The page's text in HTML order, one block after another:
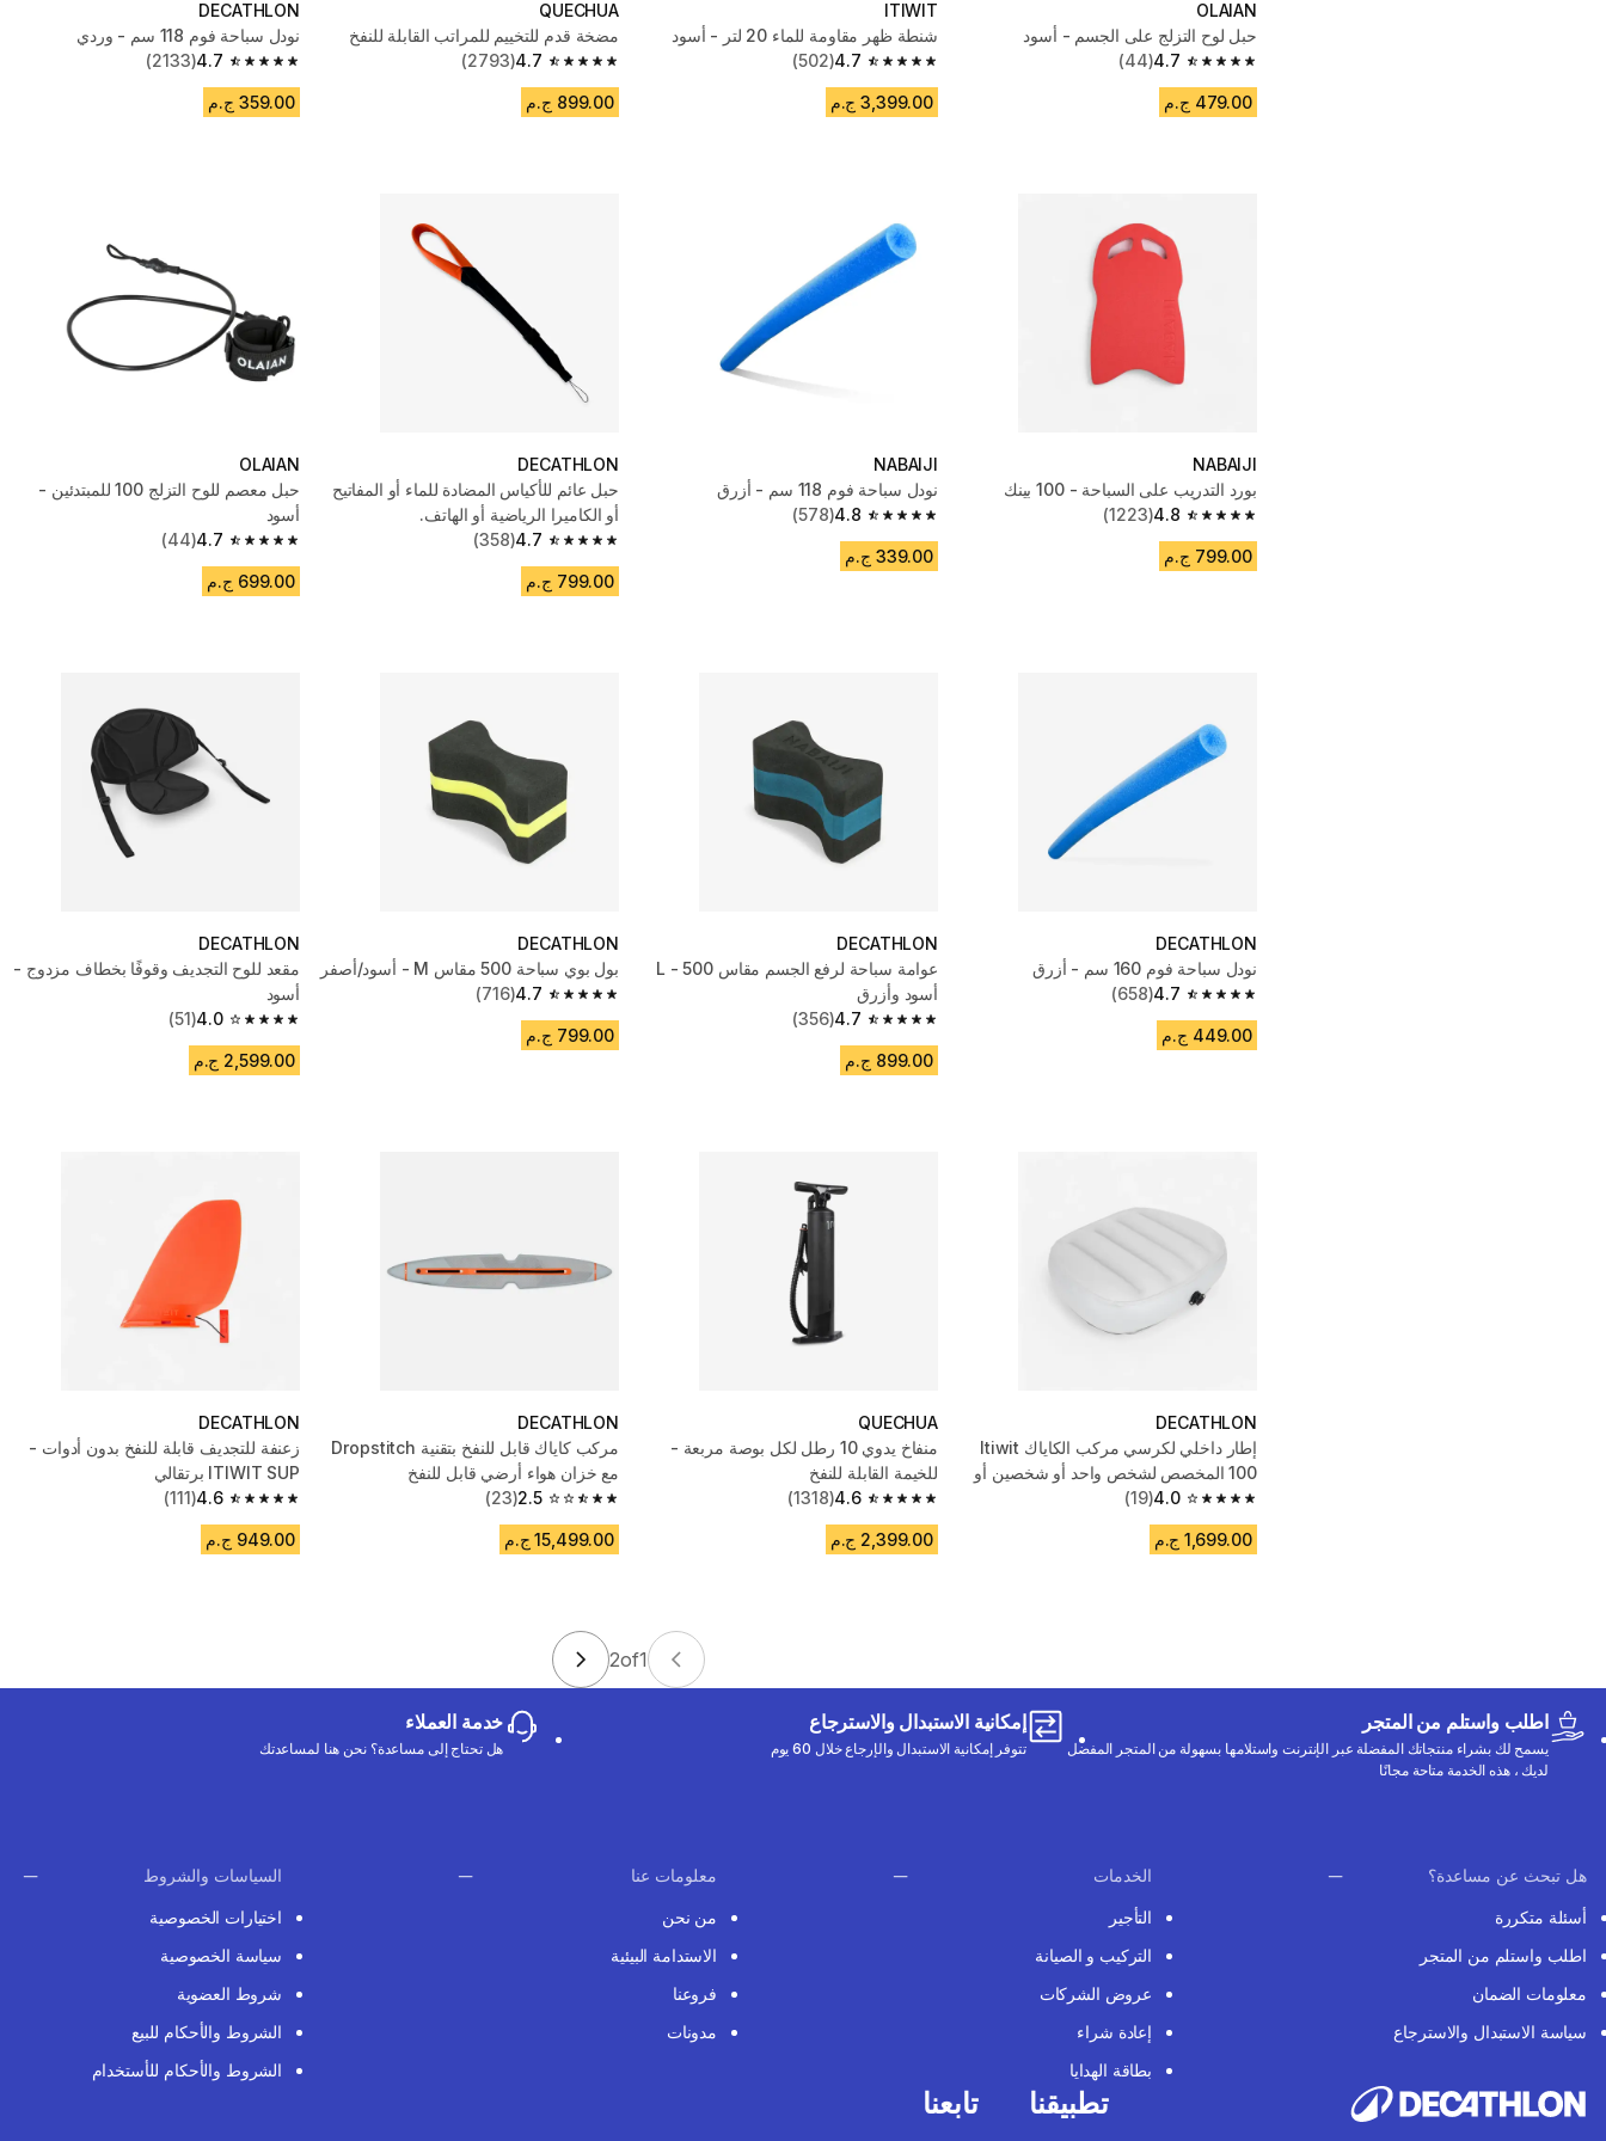
OLAIAN
حبل لوح التزلج على الجسم - أسود
4.7
4.7 out of 5 stars from 44 reviews
(44)
479.00 ج.م
ITIWIT
شنطة ظهر مقاومة للماء 20 لتر - أسود
4.7
4.7 out of 5 stars from 502 reviews
(502)
3,399.00 ج.م
QUECHUA
مضخة قدم للتخييم للمراتب القابلة للنفخ
4.7
4.7 out of 5 stars from 2793 reviews
(2793)
899.00 ج.م
DECATHLON
نودل سباحة فوم 118 سم - وردي
4.7
4.7 out of 5 stars from 2133 reviews
(2133)
359.00 ج.م
NABAIJI
بورد التدريب على السباحة - 100 بينك
4.8
4.8 out of 5 stars from 1223 reviews
(1223)
799.00 ج.م
NABAIJI
نودل سباحة فوم 118 سم - أزرق
4.8
4.8 out of 5 stars from 578 reviews
(578)
339.00 ج.م
DECATHLON
حبل عائم للأكياس المضادة للماء أو المفاتيح
أو الكاميرا الرياضية أو الهاتف.
4.7
4.7 out of 5 stars from 358 reviews
(358)
799.00 ج.م
OLAIAN
حبل معصم للوح التزلج 100 للمبتدئين -
أسود
4.7
4.7 out of 5 stars from 44 reviews
(44)
699.00 ج.م
DECATHLON
نودل سباحة فوم 160 سم - أزرق
4.7
4.7 out of 5 stars from 658 reviews
(658)
449.00 ج.م
DECATHLON
عوامة سباحة لرفع الجسم مقاس L - 500
أسود وأزرق
4.7
4.7 out of 5 stars from 356 reviews
(356)
899.00 ج.م
DECATHLON
بول بوي سباحة 500 مقاس M - أسود/أصفر
4.7
4.7 out of 5 stars from 716 reviews
(716)
799.00 ج.م
DECATHLON
مقعد للوح التجديف وقوفًا بخطاف مزدوج -
أسود
4.0
4.0 out of 5 stars from 51 reviews
(51)
2,599.00 ج.م
DECATHLON
إطار داخلي لكرسي مركب الكاياك Itiwit
100 المخصص لشخص واحد أو شخصين أو
ثلاثة
4.0
4.0 out of 5 stars from 19 reviews
(19)
1,699.00 ج.م
QUECHUA
منفاخ يدوي 10 رطل لكل بوصة مربعة -
للخيمة القابلة للنفخ
4.6
4.6 out of 5 stars from 1318 reviews
(1318)
2,399.00 ج.م
DECATHLON
مركب كاياك قابل للنفخ بتقنية Dropstitch
مع خزان هواء أرضي قابل للنفخ
2.5
2.5 out of 5 stars from 23 reviews
(23)
15,499.00 ج.م
DECATHLON
زعنفة للتجديف قابلة للنفخ بدون أدوات -
ITIWIT SUP برتقالي
4.6
4.6 out of 5 stars from 111 reviews
(111)
949.00 ج.م
1
of
2
اطلب واستلم من المتجر
يسمح لك بشراء منتجاتك المفضلة عبر الإنترنت واستلامها بسهولة من المتجر المفضل
لديك ، هذه الخدمة متاحة مجانًا
إمكانية الاستبدال والاسترجاع
تتوفر إمكانية الاستبدال والإرجاع خلال 60 يوم
خدمة العملاء
هل تحتاج إلى مساعدة؟ نحن هنا لمساعدتك
هل تبحث عن مساعدة؟
أسئلة متكررة
اطلب واستلم من المتجر
معلومات الضمان
سياسة الاستبدال والاسترجاع
الخدمات
التأجير
التركيب و الصيانة
عروض الشركات
إعادة شراء
بطاقة الهدايا
معلومات عنا
من نحن
الاستدامة البيئية
فروعنا
مدونات
السياسات والشروط
اختيارات الخصوصية
سياسة الخصوصية
شروط العضوية
الشروط والأحكام للبيع
الشروط والأحكام للأستخدام
تطبيقنا تابعنا